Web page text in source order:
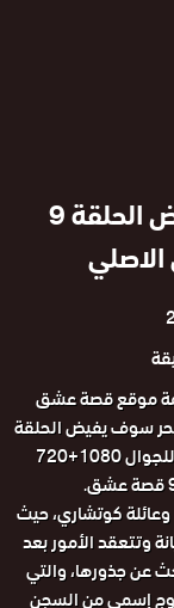
مسلسل هذا البحر سوف يفيض الحلقة 9
سوف يفيض الحلقة 9 مترجمة موقع قصة عشق
سوف يفيض الحلقة
9 كاملة HD قصة عشق باكثر من جودة مناسبة للجوال 1080+720
وعائلة كوتشاري، حيث
وتتعقد الأمور بعد
عن جذورها، والتي
إسمي من السجن